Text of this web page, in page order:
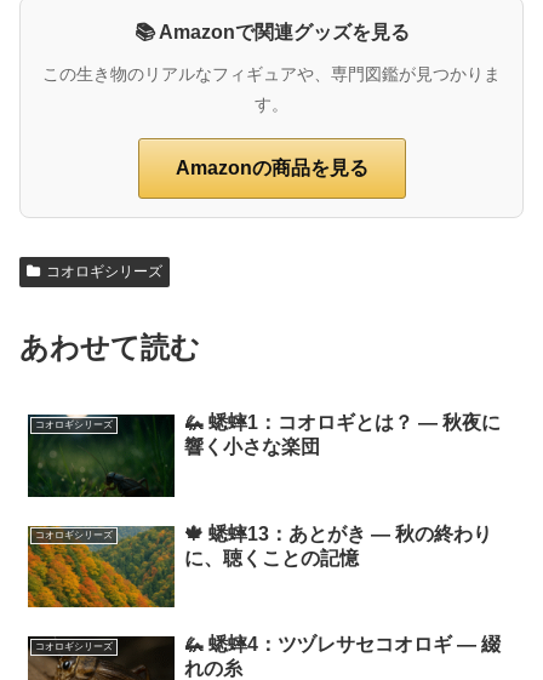
📚 Amazonで関連グッズを見る
この生き物のリアルなフィギュアや、専門図鑑が見つかりま
す。
Amazonの商品を見る
コオロギシリーズ
あわせて読む
コオロギシリーズ
🦗 蟋蟀1：コオロギとは？ ― 秋夜に
響く小さな楽団
コオロギシリーズ
🍁 蟋蟀13：あとがき ― 秋の終わり
に、聴くことの記憶
コオロギシリーズ
🦗 蟋蟀4：ツヅレサセコオロギ ― 綴
れの糸